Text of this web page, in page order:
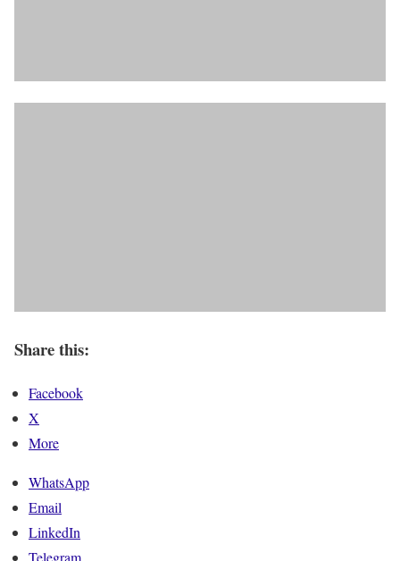
Share this:
Facebook
X
More
WhatsApp
Email
LinkedIn
Telegram